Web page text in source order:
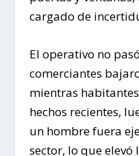
cargado de
El operativo no
comerciantes
mientras
hechos recientes,
un hombre fuera
sector, lo que elevó